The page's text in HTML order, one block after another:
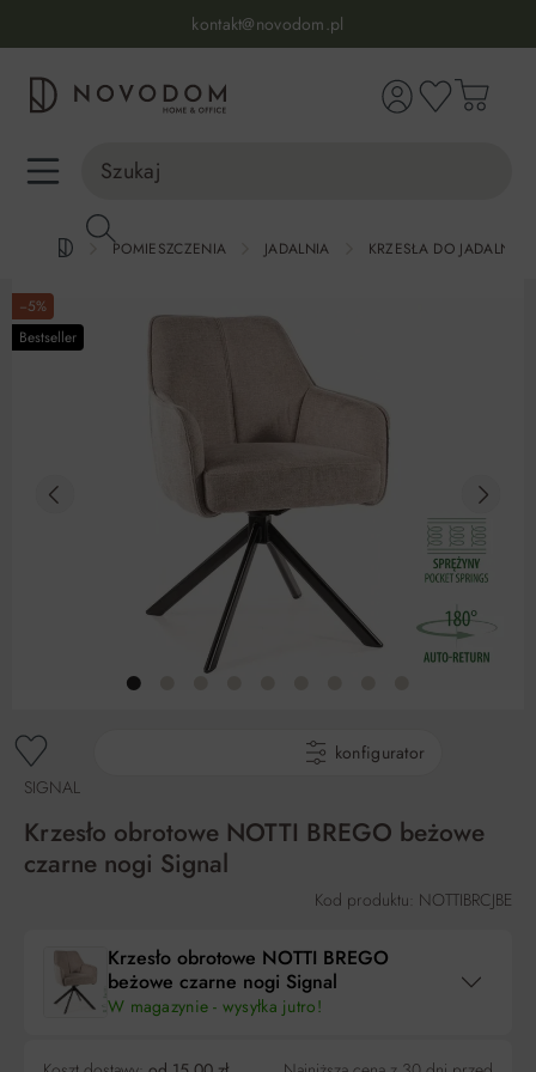
kontakt@novodom.pl
Dostawa z wniesieniem
30 dni na zwrot lub wymianę
98% zadowolonych klientów
POMIESZCZENIA JADALNIA KRZESŁA DO JADALNI
−5%
Bestseller
SIGNAL
konfigurator
Krzesło obrotowe NOTTI BREGO beżowe
czarne nogi Signal
Kod produktu: NOTTIBRCJBE
Krzesło obrotowe NOTTI BREGO
beżowe czarne nogi Signal
W magazynie - wysyłka jutro!